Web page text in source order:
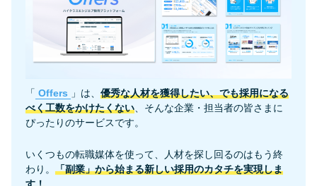
「 Offers 」は、 優秀な人材を獲得したい、でも採用になる
べく工数をかけたくない 、そんな企業・担当者の皆さまに
ぴったりのサービスです。
いくつもの転職媒体を使って、人材を探し回るのはもう終
わり。 「副業」から始まる新しい採用のカタチを実現しま